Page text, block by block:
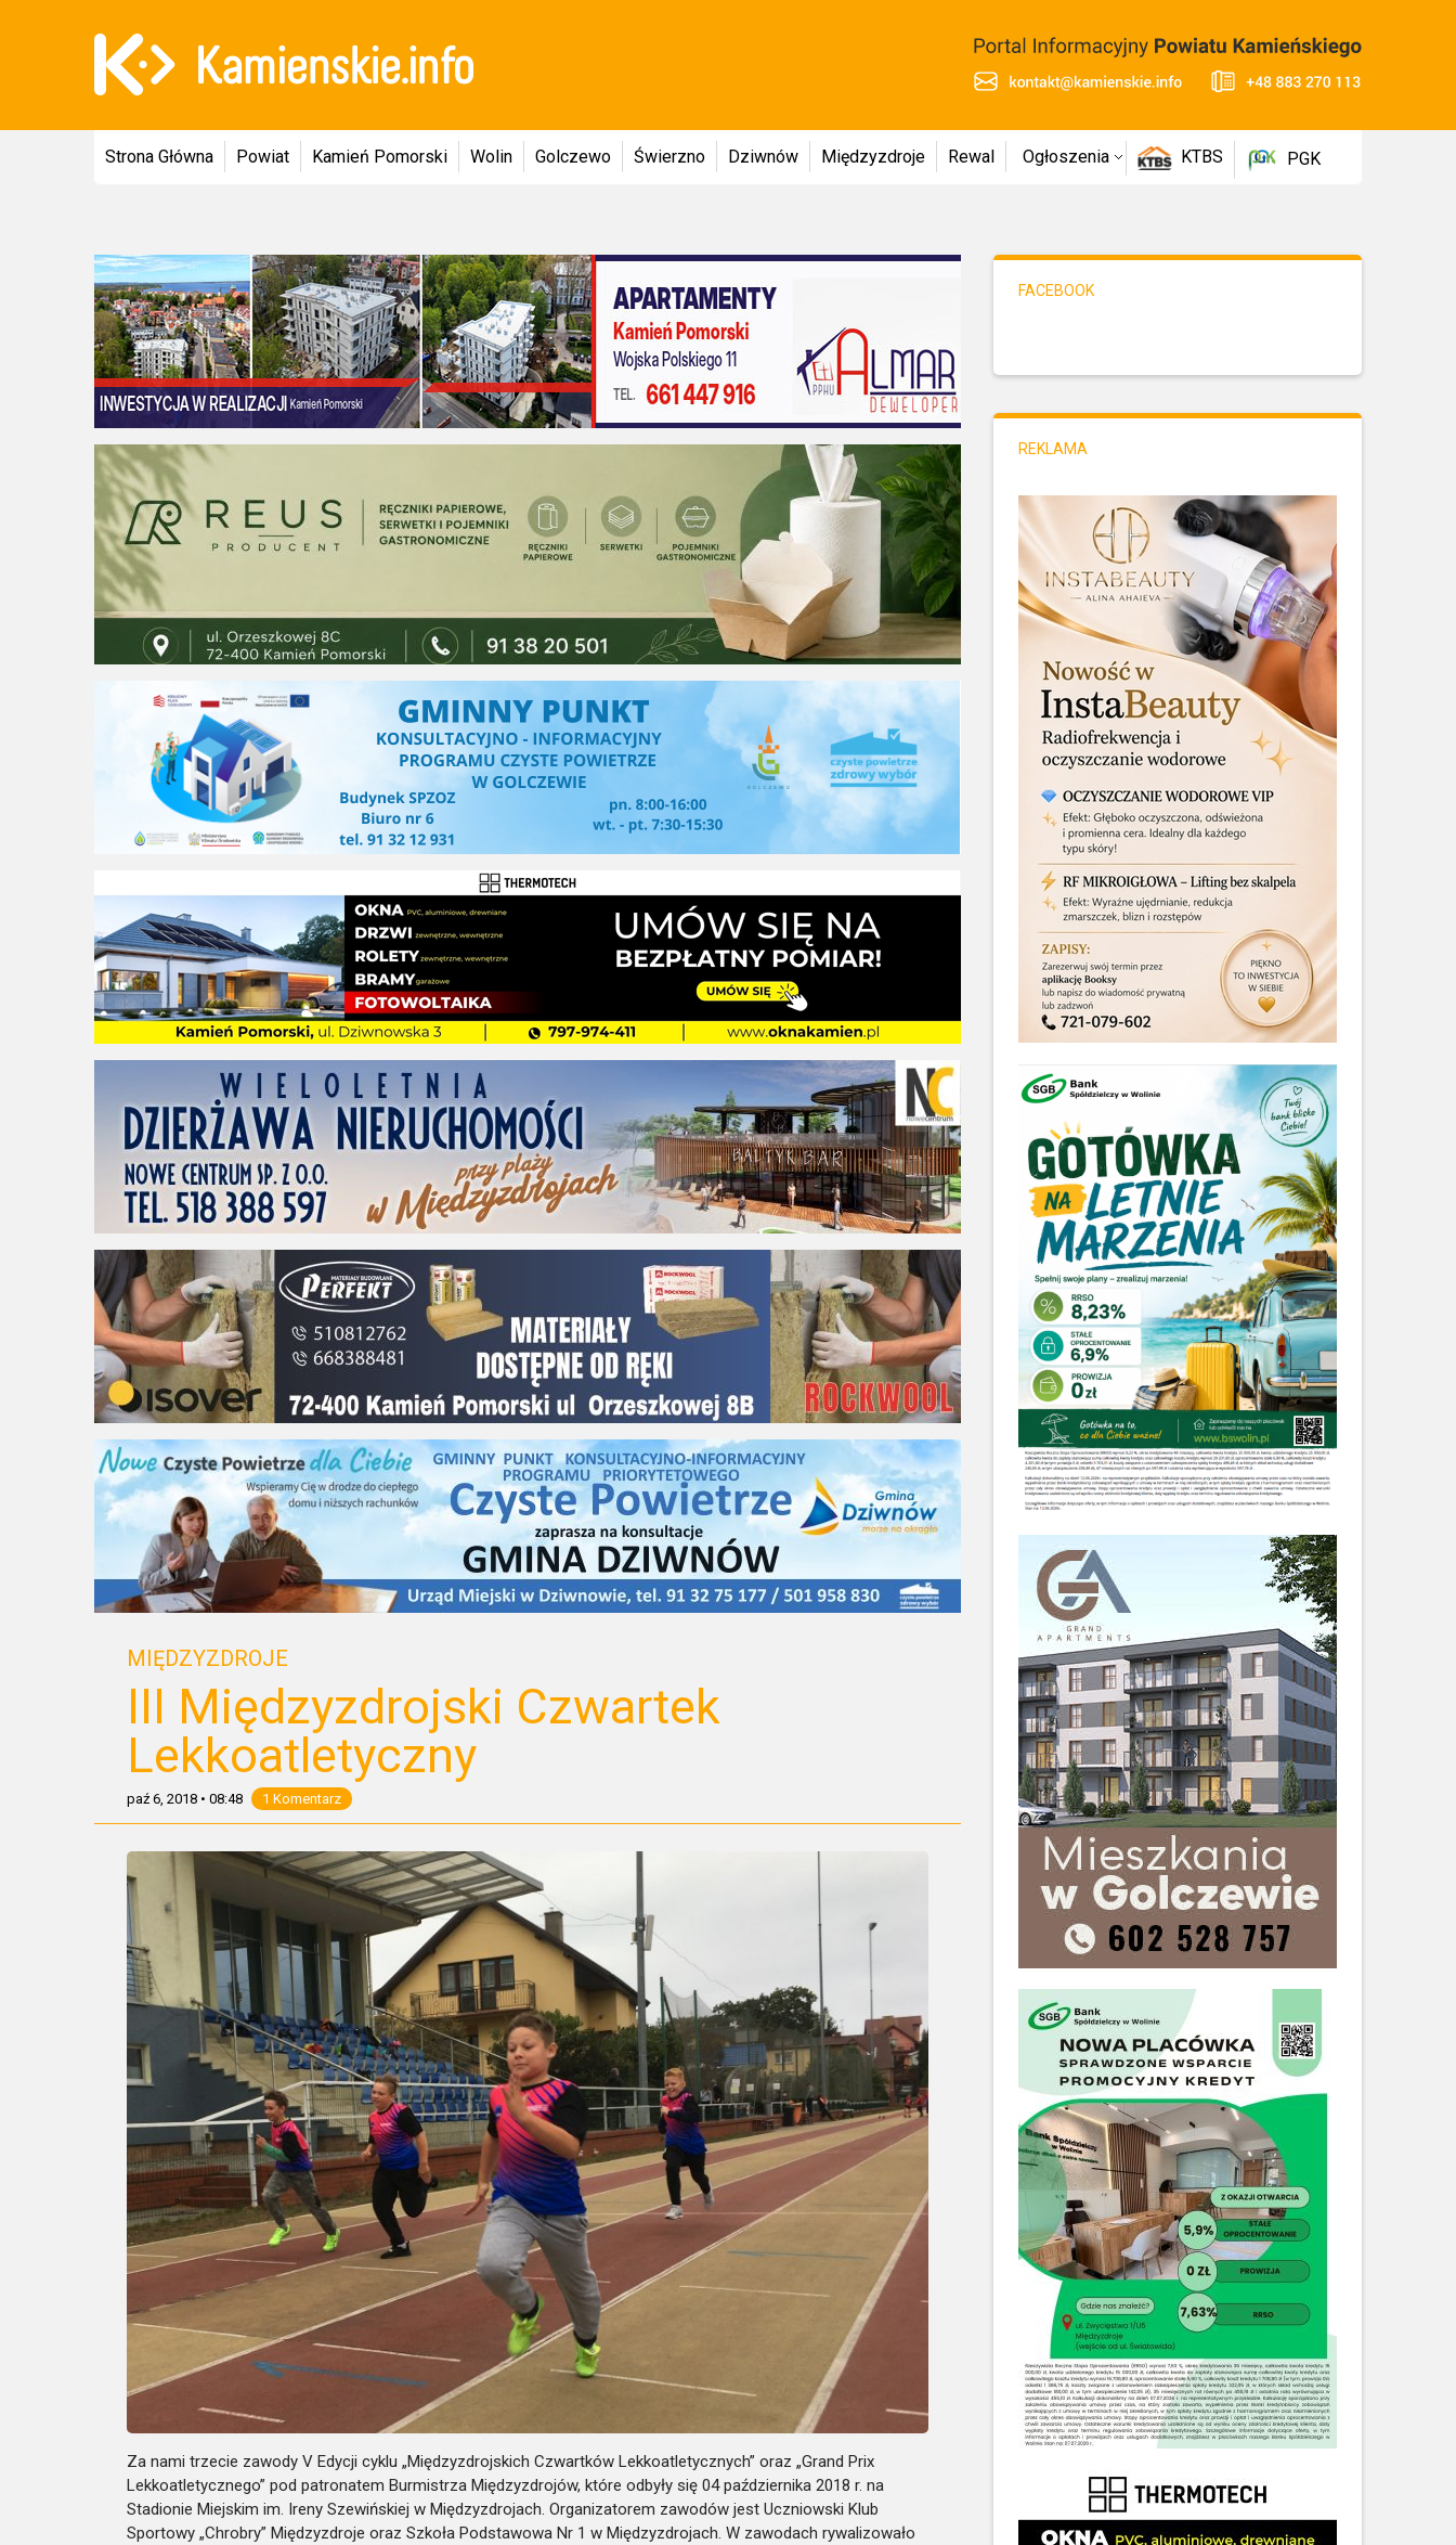
Strona Główna Powiat Kamień Pomorski Wolin Golczewo Świerzno Dziwnów Międzyzdroje Rewal Ogłoszenia KTBS PGK
MIĘDZYZDROJE
III Międzyzdrojski Czwartek
Lekkoatletyczny
paź 6, 2018 • 08:48 1 Komentarz
Za nami trzecie zawody V Edycji cyklu „Międzyzdrojskich Czwartków Lekkoatletycznych” oraz „Grand Prix
Lekkoatletycznego” pod patronatem Burmistrza Międzyzdrojów, które odbyły się 04 października 2018 r. na
Stadionie Miejskim im. Ireny Szewińskiej w Międzyzdrojach. Organizatorem zawodów jest Uczniowski Klub
Sportowy „Chrobry” Międzyzdroje oraz Szkoła Podstawowa Nr 1 w Międzyzdrojach. W zawodach rywalizowało
FACEBOOK
REKLAMA